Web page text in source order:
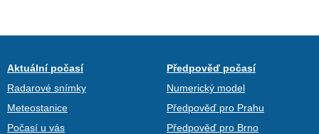
Aktuální počasí
Radarové snímky
Meteostanice
Počasí u vás
Předpověď počasí
Numerický model
Předpověď pro Prahu
Předpověď pro Brno